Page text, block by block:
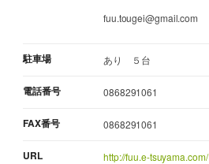
fuu.tougei@gmail.com
駐車場 あり ５台
電話番号 0868291061
FAX番号 0868291061
URL http://fuu.e-tsuyama.com/